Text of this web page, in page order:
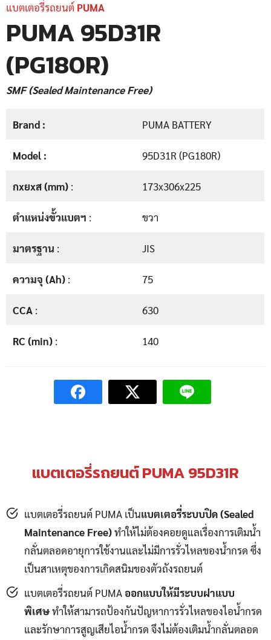
แบตเตอรี่รถยนต์ PUMA
PUMA 95D31R
(PG180R)
SMF (Sealed Maintenance Free)
Brand : PUMA BATTERY
Model : 95D31R (PG180R)
กxยxส (mm) : 173x306x225
ตำแหน่งขั้วแบตฯ : ขวา
มาตรฐาน : JIS
ความจุ (Ah) : 75
CCA : 630
RC (min) : 140
แบตเตอรี่รถยนต์ PUMA 95D31R
แบตเตอรี่รถยนต์ PUMA เป็นแบตเตอรี่ระบบปิด (Sealed
Maintenance Free)ทำให้ไม่ต้องคอยดูแลเรื่องการเติมน้ำ
กลั่นตลอดอายุการใช้งานและไม่มีการรั่วไหลของน้ำกรด ซึ่ง
เป็นสาเหตุของการเกิดสนิมของตัวถังรถยนต์
แบตเตอรี่รถยนต์ PUMAออกแบบให้มีระบบฝาแบบ
พิเศษทำให้สามารถป้องกันปัญหาการรั่วไหลของไอน้ำกรด
และรักษาการสูญเสียไอน้ำกรด จึงไม่ต้องเติมน้ำกลั่นตลอด